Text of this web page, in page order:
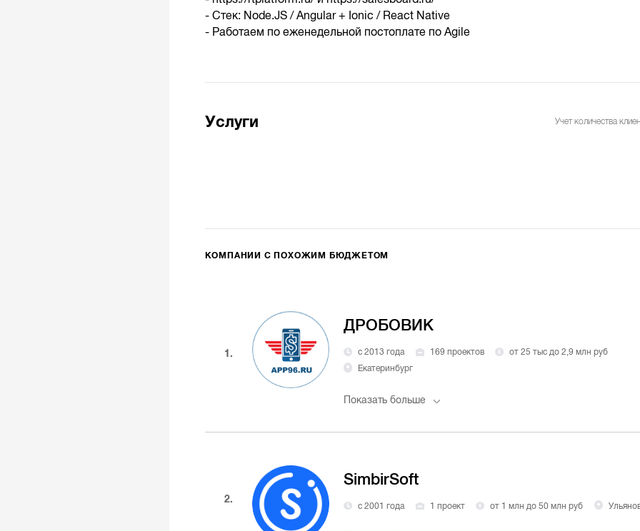
- Стек: Node.JS / Angular + Ionic / React Native
- Работаем по еженедельной постоплате по Agile
Услуги Учет количества
КОМПАНИИ С ПОХОЖИМ БЮДЖЕТОМ
1.
ДРОБОВИК
с 2013 года 169 проектов
от 25 тыс до 2,9 млн руб
Екатеринбург
Показать больше
2.
SimbirSoft
с 2001 года 1 проект от 1 млн до 50 млн руб